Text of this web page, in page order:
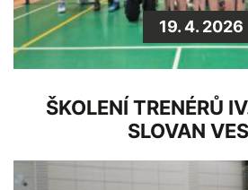
19. 4. 2026
ŠKOLENÍ TRENÉRŮ
SLOVAN